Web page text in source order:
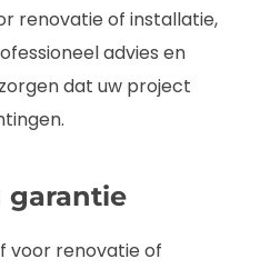
renovatie of installatie,
advies en
dat uw project
garantie
voor renovatie of